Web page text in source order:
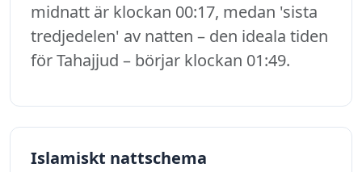
midnatt är klockan 00:17, medan 'sista
tredjedelen' av natten – den ideala tiden
för Tahajjud – börjar klockan 01:49.
Islamiskt nattschema